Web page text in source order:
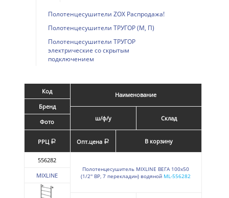
Полотенцесушители ZOX Распродажа!
Полотенцесушители ТРУГОР (М, П)
Полотенцесушители ТРУГОР
электрические со скрытым
подключением
Код
Бренд
Фото
Наименование
ш/ф/у Склад
РРЦ a Опт.цена a В корзину
556282
MIXLINE
Полотенцесушитель MIXLINE ВЕГА 100х50
(1/2'' ВР, 7 перекладин) водяной ML-556282